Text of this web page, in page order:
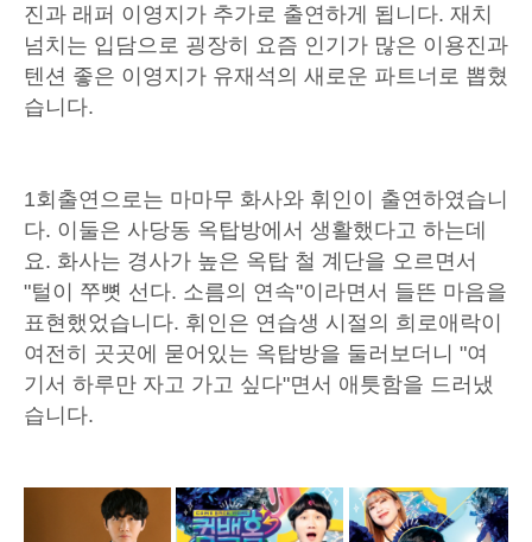
진과 래퍼 이영지가 추가로 출연하게 됩니다. 재치
넘치는 입담으로 굉장히 요즘 인기가 많은 이용진과
텐션 좋은 이영지가 유재석의 새로운 파트너로 뽑혔
습니다.
1회출연으로는 마마무 화사와 휘인이 출연하였습니
다. 이둘은 사당동 옥탑방에서 생활했다고 하는데
요. 화사는 경사가 높은 옥탑 철 계단을 오르면서
"털이 쭈뼛 선다. 소름의 연속"이라면서 들뜬 마음을
표현했었습니다. 휘인은 연습생 시절의 희로애락이
여전히 곳곳에 묻어있는 옥탑방을 둘러보더니 "여
기서 하루만 자고 가고 싶다"면서 애틋함을 드러냈
습니다.